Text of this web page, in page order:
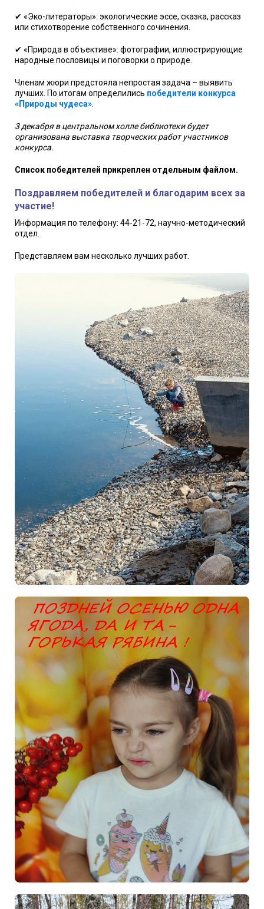
✔ «Эко-литераторы»: экологические эссе, сказка, рассказ
или стихотворение собственного сочинения.
✔ «Природа в объективе»: фотографии, иллюстрирующие
народные пословицы и поговорки о природе.
Членам жюри предстояла непростая задача – выявить
лучших. По итогам определились победители конкурса
«Природы чудеса».
3 декабря в центральном холле библиотеки будет
организована выставка творческих работ участников
конкурса.
Список победителей прикреплен отдельным файлом.
Поздравляем победителей и благодарим всех за
участие!
Информация по телефону: 44-21-72, научно-методический
отдел.
Представляем вам несколько лучших работ.